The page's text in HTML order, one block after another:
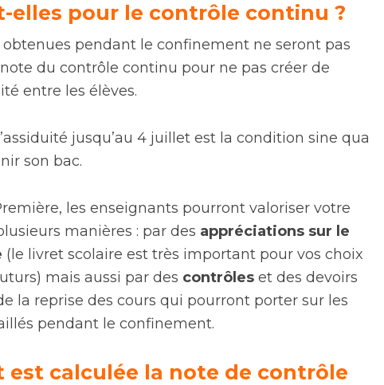
elles pour le contrôle continu ?
obtenues pendant le confinement ne seront pas
du contrôle continu pour ne pas créer de
entre les élèves.
jusqu’au 4 juillet est la condition sine qua
son bac.
les enseignants pourront valoriser votre
manières : par des appréciations sur le
(le livret scolaire est très important pour vos choix
mais aussi par des contrôles et des devoirs
la reprise des cours qui pourront porter sur les
pendant le confinement.
est calculée la note de contrôle